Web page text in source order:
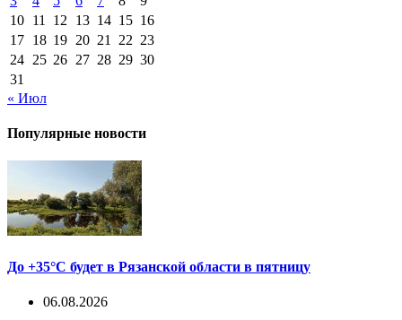
10 11 12 13 14 15 16
17 18 19 20 21 22 23
24 25 26 27 28 29 30
31
« Июл
Популярные новости
До +35°С будет в Рязанской области в пятницу
06.08.2026